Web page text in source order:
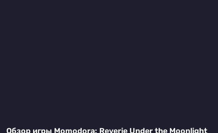
Обзор игры Momodora: Reverie Under the Moonlight